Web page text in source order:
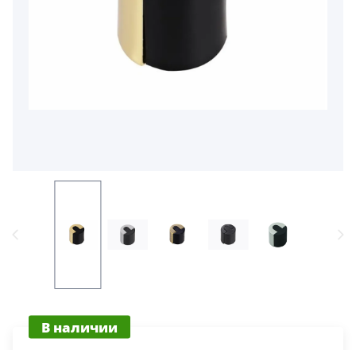
В наличии